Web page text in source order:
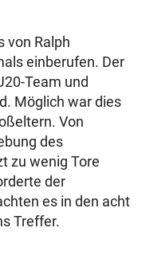
von Ralph
einberufen. Der
Team und
Möglich war dies
Von
des
zu wenig Tore
der
es in den acht
Treffer.